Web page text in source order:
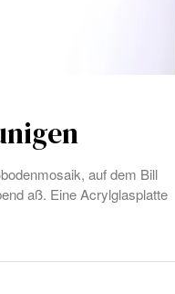
auf dem Bill
aß. Eine Acrylglasplatte